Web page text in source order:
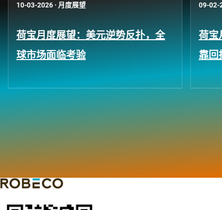
10-03-2026 · 月度展望
荷宝月度展望：美元逆势反扑，全
球市场面临考验
09-02-
荷宝
靠回